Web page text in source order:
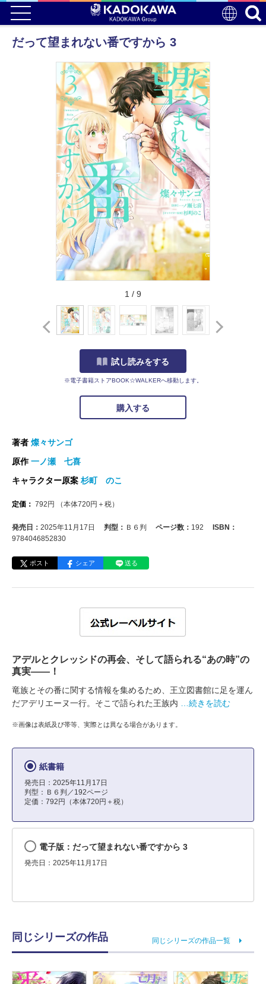
だって望まれない番ですから 3
1 / 9
試し読みをする
※電子書籍ストアBOOK☆WALKERへ移動します。
購入する
著者 燦々サンゴ
原作一ノ瀬 七喜
キャラクター原案 杉町 のこ
定価： 792 円 （本体720円＋税）
発売日： 2025年11月17日 判型： Ｂ６判 ページ数： 192
ISBN：
9784046852830
ポスト シェア 送る
アデルとクレッシドの再会、そして語られる“あの時”の
真実――！
竜族とその番に関する情報を集めるため、王立図書館に足を運ん
だアデリエーヌ一行。そこで語られた王族内
…続きを読む
※画像は表紙及び帯等、実際とは異なる場合があります。
紙書籍
発売日：2025年11月17日
判型：Ｂ６判／192ページ
定価：792円（本体720円＋税）
電子版：だって望まれない番ですから 3
発売日：2025年11月17日
同じシリーズの作品 同じシリーズの作品一覧